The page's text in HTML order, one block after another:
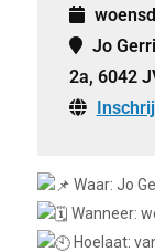
Jo
2a, 6042
Waar: Jo
Wanneer:
Hoelaat: